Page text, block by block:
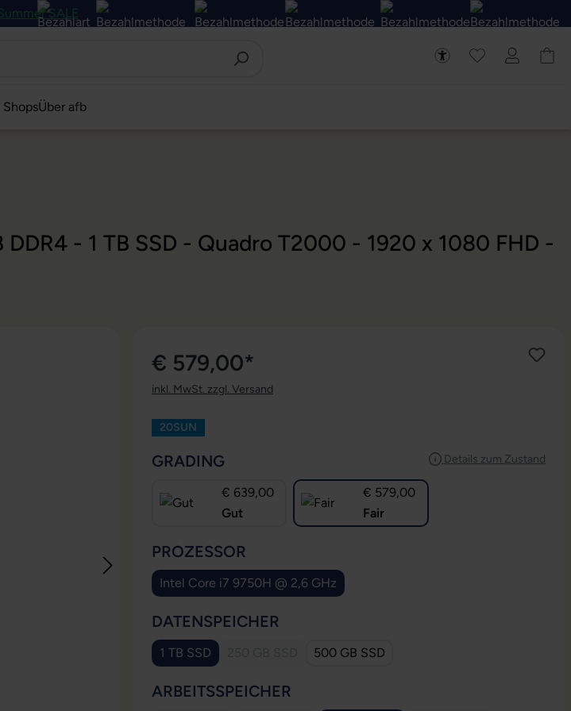
SALE
ShopsÜber afb
- 1 TB SSD - Quadro T2000 - 1920 x 1080 FHD -
€ 579,00*
inkl. MwSt. zzgl. Versand
20SUN
Details zum Zustand
GRADING
€ 639,00
Gut
€ 579,00
Fair
PROZESSOR
Intel Core i7 9750H @ 2,6 GHz
DATENSPEICHER
1 TB SSD 500 GB SSD
ARBEITSSPEICHER